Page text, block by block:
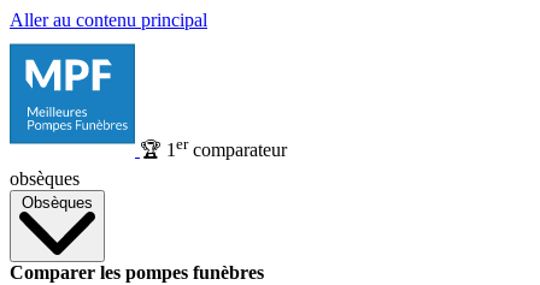
Aller au contenu principal
🏆 1 ercomparateur
obsèques
Obsèques
Comparer les pompes funèbres